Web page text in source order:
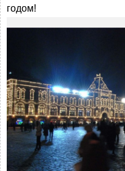
годом!